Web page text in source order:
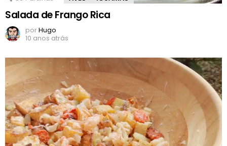
Salada de Frango Rica
porHugo
10 anos atrás